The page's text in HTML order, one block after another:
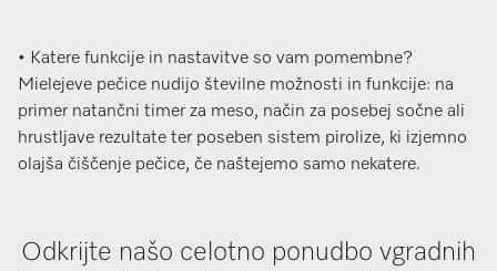
• Katere funkcije in nastavitve so vam pomembne?
Mielejeve pečice nudijo številne možnosti in funkcije: na
primer natančni timer za meso, način za posebej sočne ali
hrustljave rezultate ter poseben sistem pirolize, ki izjemno
olajša čiščenje pečice, če naštejemo samo nekatere.
Odkrijte našo celotno ponudbo vgradnih